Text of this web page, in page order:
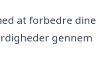
at forbedre dine
gennem